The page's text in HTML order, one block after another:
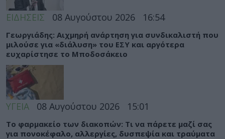
ΕΙΔΗΣΕΙΣ 08 Αυγούστου 2026 16:54
Γεωργιάδης: Αιχμηρή ανάρτηση για συνδικαλιστή που
μιλούσε για «διάλυση» του ΕΣΥ και αργότερα
ευχαρίστησε το Μποδοσάκειο
ΥΓΕΙΑ 08 Αυγούστου 2026 15:01
Το φαρμακείο των διακοπών: Τι να πάρετε μαζί σας
για πονοκέφαλο, αλλεργίες, δυσπεψία και τραύματα